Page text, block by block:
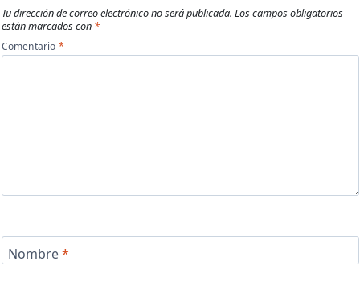
Tu dirección de correo electrónico no será publicada. Los campos obligatorios
están marcados con *
Comentario *
Nombre*